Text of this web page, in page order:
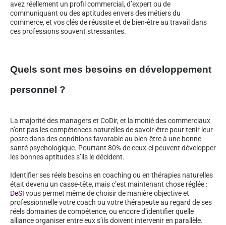
avez réellement un profil commercial, d’expert ou de
communiquant ou des aptitudes envers des métiers du
commerce, et vos clés de réussite et de bien-être au travail dans
ces professions souvent stressantes.
Quels sont mes besoins en développement
personnel ?
La majorité des managers et CoDir, et la moitié des commerciaux
n’ont pas les compétences naturelles de savoir-être pour tenir leur
poste dans des conditions favorable au bien-être à une bonne
santé psychologique. Pourtant 80% de ceux-ci peuvent développer
les bonnes aptitudes s’ils le décident.
Identifier ses réels besoins en coaching ou en thérapies naturelles
était devenu un casse-tête, mais c’est maintenant chose réglée :
DeSI vous permet même de choisir de manière objective et
professionnelle votre coach ou votre thérapeute au regard de ses
réels domaines de compétence, ou encore d’identifier quelle
alliance organiser entre eux s’ils doivent intervenir en parallèle.